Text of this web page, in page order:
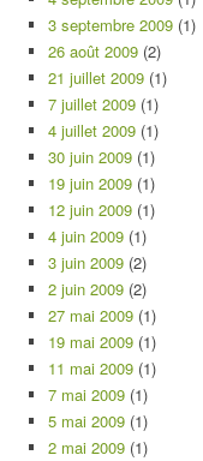
3 septembre 2009 (1)
26 août 2009 (2)
21 juillet 2009 (1)
7 juillet 2009 (1)
4 juillet 2009 (1)
30 juin 2009 (1)
19 juin 2009 (1)
12 juin 2009 (1)
4 juin 2009 (1)
3 juin 2009 (2)
2 juin 2009 (2)
27 mai 2009 (1)
19 mai 2009 (1)
11 mai 2009 (1)
7 mai 2009 (1)
5 mai 2009 (1)
2 mai 2009 (1)